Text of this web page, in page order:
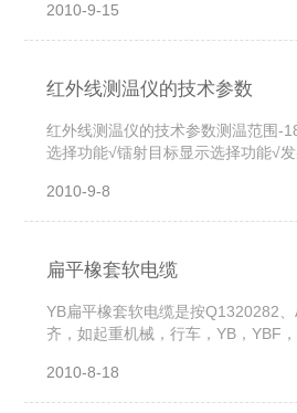
2010-9-15
红外线测温仪的技术参数
红外线测温仪的技术参数测温范围
选择功能√镭射目标显示选择功能√
2010-9-8
扁平橡套软电缆
YB扁平橡套软电缆是按Q1320282
齐，如起重机械，行车，YB，YBF
2010-8-18